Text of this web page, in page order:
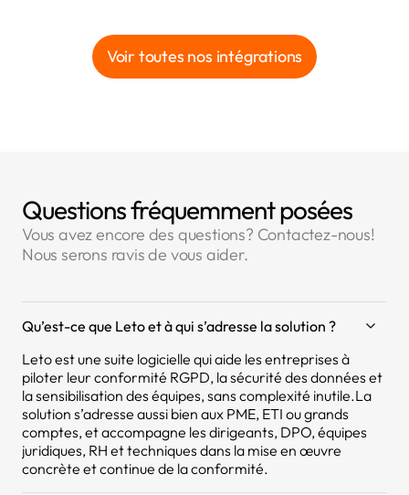
Voir toutes nos intégrations
Questions fréquemment posées
Vous avez encore des questions? Contactez-nous!
Nous serons ravis de vous aider.
Qu’est-ce que Leto et à qui s’adresse la solution ?
Leto est une suite logicielle qui aide les entreprises à
piloter leur conformité RGPD, la sécurité des données et
la sensibilisation des équipes, sans complexité inutile.La
solution s’adresse aussi bien aux PME, ETI ou grands
comptes, et accompagne les dirigeants, DPO, équipes
juridiques, RH et techniques dans la mise en œuvre
concrète et continue de la conformité.